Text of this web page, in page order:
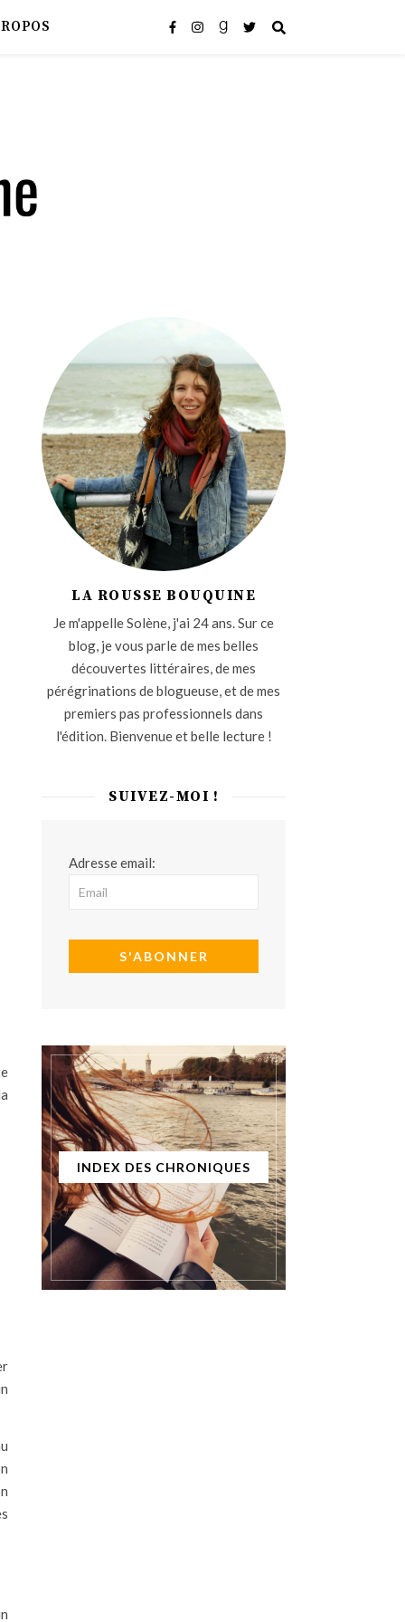
LA ROUSSE BOUQUINE
Je m'appelle Solène, j'ai 24 ans. Sur ce
blog, je vous parle de mes belles
découvertes littéraires, de mes
pérégrinations de blogueuse, et de mes
premiers pas professionnels dans
l'édition. Bienvenue et belle lecture !
SUIVEZ-MOI !
Adresse email:
INDEX DES CHRONIQUES